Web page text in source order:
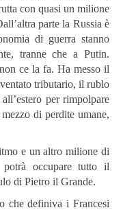
con quasi un milione
parte la Russia è
di guerra stanno
tranne che a Putin.
ce la fa. Ha messo il
tributario, il rublo
per rimpolpare
di perdite umane,
e un altro milione di
occupare tutto il
di Pietro il Grande.
che definiva i Francesi